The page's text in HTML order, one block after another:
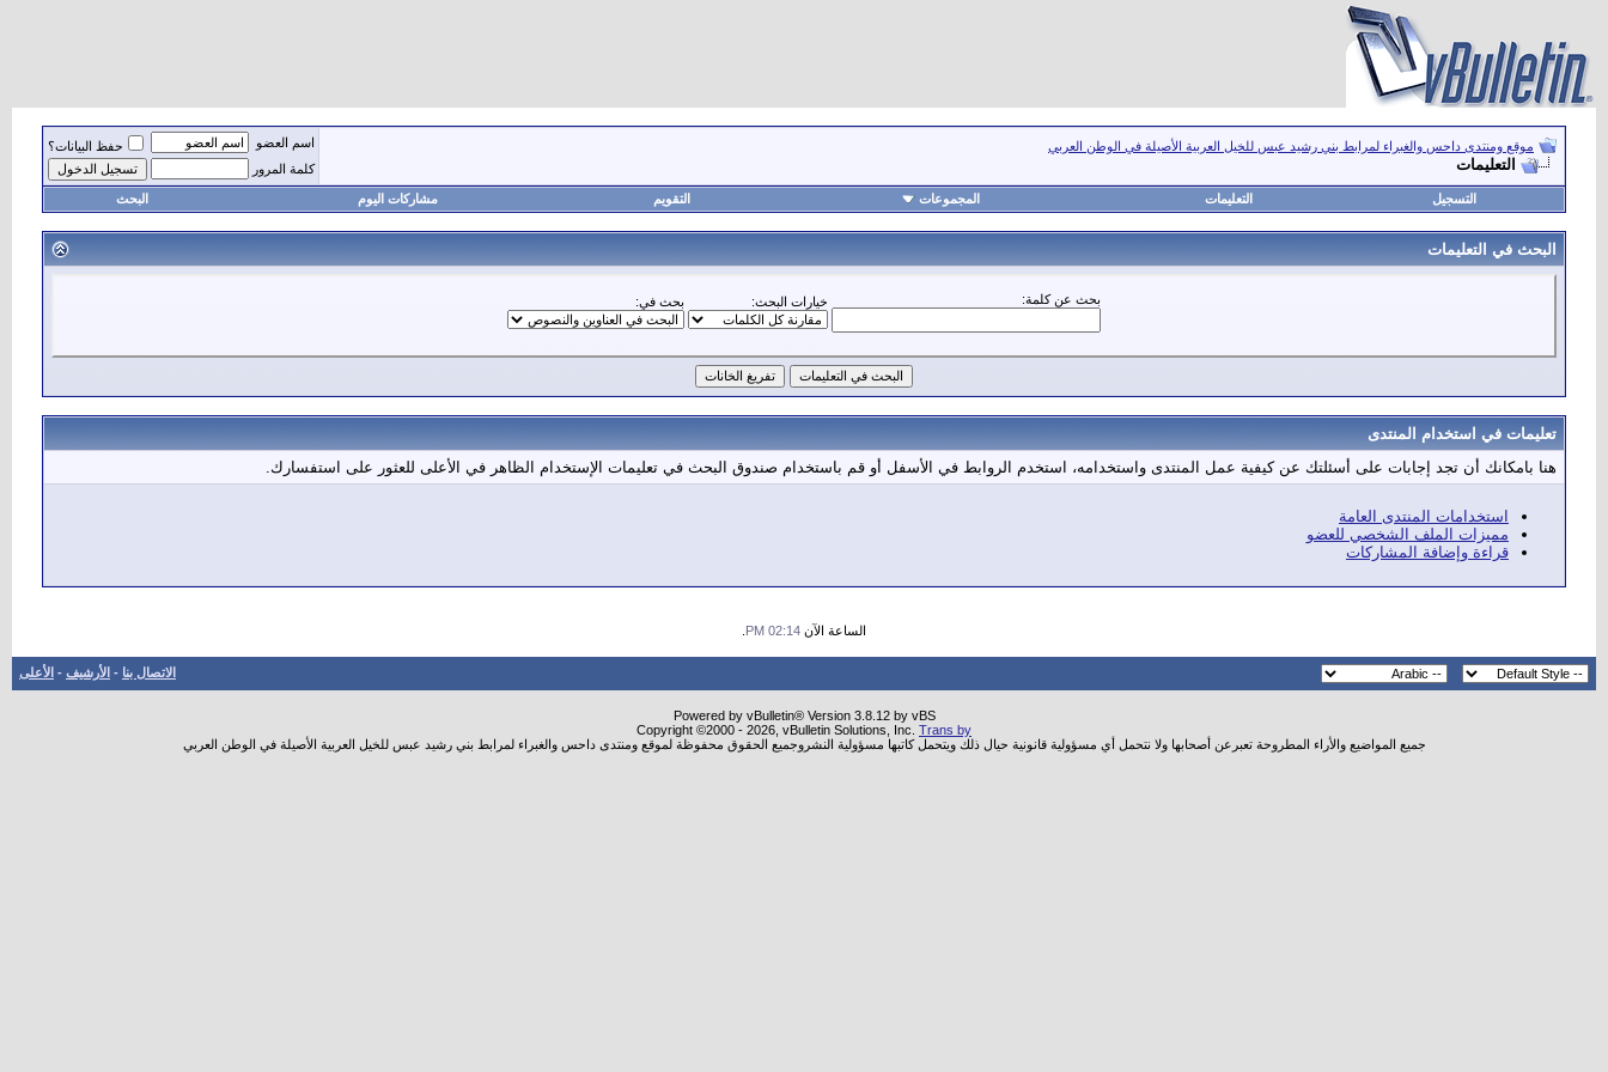
موقع ومنتدى داحس والغبراء لمرابط بني رشيد عبس للخيل العربية الأصيلة في الوطن العربي
التعليمات
اسم العضو
حفظ البيانات؟
كلمة المرور
التسجيل التعليمات المجموعات التقويم مشاركات اليوم البحث
البحث في التعليمات
بحث عن كلمة: خيارات البحث: بحث في:
تعليمات في استخدام المنتدى
هنا بامكانك أن تجد إجابات على أسئلتك عن كيفية عمل المنتدى واستخدامه، استخدم الروابط في الأسفل أو قم باستخدام صندوق البحث في تعليمات الإستخدام الظاهر في الأعلى للعثور على استفسارك.
استخدامات المنتدى العامة
مميزات الملف الشخصي للعضو
قراءة وإضافة المشاركات
الساعة الآن 02:14 PM
الاتصال بنا - الأرشيف - الأعلى
Powered by vBulletin® Version 3.8.12 by vBS
Copyright ©2000 - 2026, vBulletin Solutions, Inc. Trans by
جميع المواضيع والأراء المطروحة تعبرعن أصحابها ولا نتحمل أي مسؤولية قانونية حيال ذلك ويتحمل كاتبها مسؤولية النشروجميع الحقوق محفوظة لموقع ومنتدى داحس والغبراء لمرابط بني رشيد عبس للخيل العربية الأصيلة في الوطن العربي